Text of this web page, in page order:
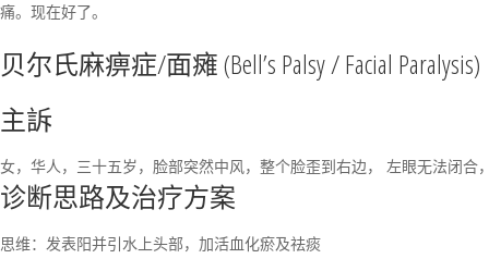
痛。现在好了。
贝尔氏麻痹症/面瘫 (Bell’s Palsy / Facial Paralysis)
主訴
女，华人，三十五岁，脸部突然中风，整个脸歪到右边， 左眼无法闭
诊断思路及治疗方案
思维：发表阳并引水上头部，加活血化瘀及祛痰